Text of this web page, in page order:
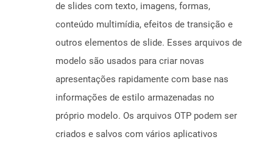
de slides com texto, imagens, formas,
conteúdo multimídia, efeitos de transição e
outros elementos de slide. Esses arquivos de
modelo são usados ​​para criar novas
apresentações rapidamente com base nas
informações de estilo armazenadas no
próprio modelo. Os arquivos OTP podem ser
criados e salvos com vários aplicativos